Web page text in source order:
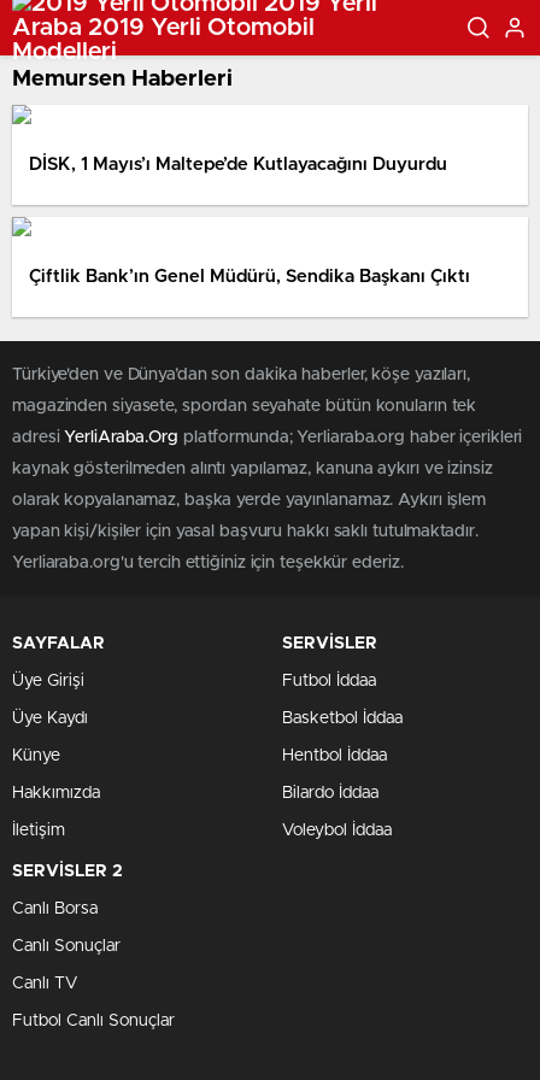
Memursen Haberleri
DİSK, 1 Mayıs’ı Maltepe’de Kutlayacağını Duyurdu
Çiftlik Bank’ın Genel Müdürü, Sendika Başkanı Çıktı
Türkiye'den ve Dünya’dan son dakika haberler, köşe yazıları,
magazinden siyasete, spordan seyahate bütün konuların tek
adresi YerliAraba.Org platformunda; Yerliaraba.org haber içerikleri
kaynak gösterilmeden alıntı yapılamaz, kanuna aykırı ve izinsiz
olarak kopyalanamaz, başka yerde yayınlanamaz. Aykırı işlem
yapan kişi/kişiler için yasal başvuru hakkı saklı tutulmaktadır.
Yerliaraba.org'u tercih ettiğiniz için teşekkür ederiz.
SAYFALAR
Üye Girişi
Üye Kaydı
Künye
Hakkımızda
İletişim
SERVİSLER
Futbol İddaa
Basketbol İddaa
Hentbol İddaa
Bilardo İddaa
Voleybol İddaa
SERVİSLER 2
Canlı Borsa
Canlı Sonuçlar
Canlı TV
Futbol Canlı Sonuçlar